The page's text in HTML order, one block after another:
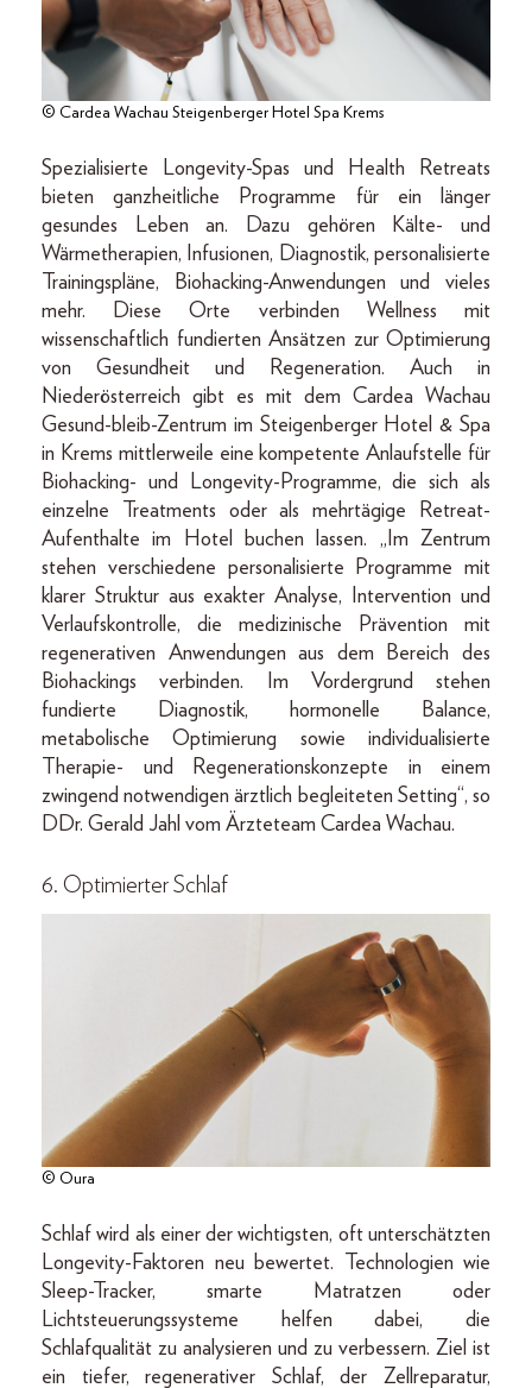
© Cardea Wachau Steigenberger Hotel Spa Krems
Spezialisierte Longevity-Spas und Health Retreats
bieten ganzheitliche Programme für ein länger
gesundes Leben an. Dazu gehören Kälte- und
Wärmetherapien, Infusionen, Diagnostik, personalisierte
Trainingspläne, Biohacking-Anwendungen und vieles
mehr. Diese Orte verbinden Wellness mit
wissenschaftlich fundierten Ansätzen zur Optimierung
von Gesundheit und Regeneration. Auch in
Niederösterreich gibt es mit dem Cardea Wachau
Gesund-bleib-Zentrum im Steigenberger Hotel & Spa
in Krems mittlerweile eine kompetente Anlaufstelle für
Biohacking- und Longevity-Programme, die sich als
einzelne Treatments oder als mehrtägige Retreat-
Aufenthalte im Hotel buchen lassen. „Im Zentrum
stehen verschiedene personalisierte Programme mit
klarer Struktur aus exakter Analyse, Intervention und
Verlaufskontrolle, die medizinische Prävention mit
regenerativen Anwendungen aus dem Bereich des
Biohackings verbinden. Im Vordergrund stehen
fundierte Diagnostik, hormonelle Balance,
metabolische Optimierung sowie individualisierte
Therapie- und Regenerationskonzepte in einem
zwingend notwendigen ärztlich begleiteten Setting“, so
DDr. Gerald Jahl vom Ärzteteam Cardea Wachau.
6. Optimierter Schlaf
© Oura
Schlaf wird als einer der wichtigsten, oft unterschätzten
Longevity-Faktoren neu bewertet. Technologien wie
Sleep-Tracker, smarte Matratzen oder
Lichtsteuerungssysteme helfen dabei, die
Schlafqualität zu analysieren und zu verbessern. Ziel ist
ein tiefer, regenerativer Schlaf, der Zellreparatur,